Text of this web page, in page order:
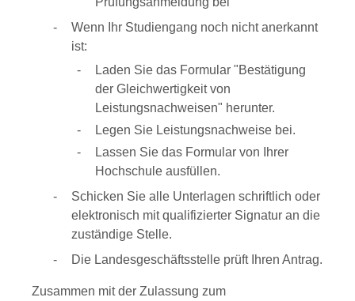
Wenn Ihr Studiengang noch nicht anerkannt
ist:
Laden Sie das Formular "Bestätigung
der Gleichwertigkeit von
Leistungsnachweisen" herunter.
Legen Sie Leistungsnachweise bei.
Lassen Sie das Formular von Ihrer
Hochschule ausfüllen.
Schicken Sie alle Unterlagen schriftlich oder
elektronisch mit qualifizierter Signatur an die
zuständige Stelle.
Die Landesgeschäftsstelle prüft Ihren Antrag.
Zusammen mit der Zulassung zum